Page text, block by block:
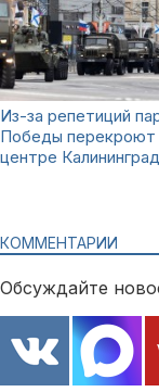
Из-за репетиций
Победы перекроют
центре
КОММЕНТАРИИ
Обсуждайте